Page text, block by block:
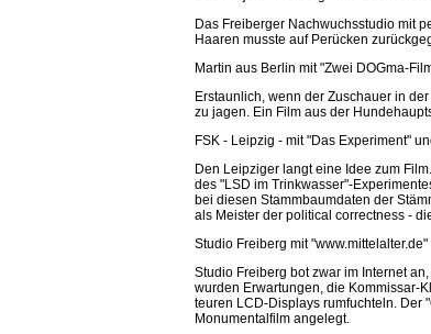
Das Freiberger Nachwuchsstudio mit
Haaren musste auf Perücken
Martin aus Berlin mit "Zwei DOGma-
Erstaunlich, wenn der Zuschauer in
zu jagen. Ein Film aus der
FSK - Leipzig - mit "Das Experiment"
Den Leipziger langt eine Idee zum
des "LSD im Trinkwasser"-
bei diesen Stammbaumdaten der
als Meister der political correctness -
Studio Freiberg mit "www.mittelalter.de"
Studio Freiberg bot zwar im Internet
wurden Erwartungen, die Kommissar-
teuren LCD-Displays rumfuchteln. Der
Monumentalfilm angelegt.